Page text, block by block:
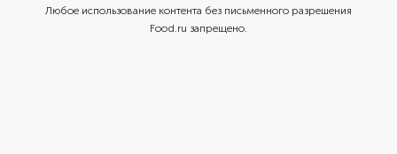
Любое использование контента без письменного разрешения
Food.ru запрещено.